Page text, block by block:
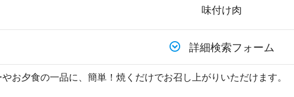
味付け肉
詳細検索フォーム
お夕食の一品に、簡単！焼くだけでお召し上がりいただけます。